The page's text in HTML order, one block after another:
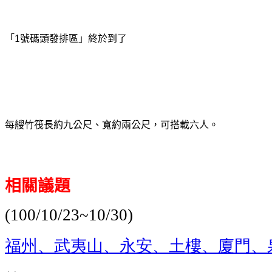
「1號碼頭發排區」終於到了
每艘竹筏長約九公尺、寬約兩公尺，可搭載六人。
相關議題
(100/10/23~10/30)
福州、武夷山、永安、土樓、廈門